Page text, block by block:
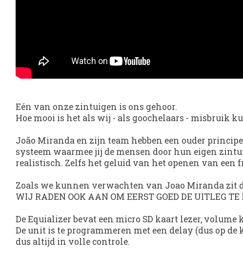
Eén van onze zintuigen is ons gehoor.
Hoe mooi is het als wij - als goochelaars - misbruik
João Miranda en zijn team hebben een ouder
systeem waarmee jij de mensen door hun eigen
realistisch. Zelfs het geluid van het openen van
Zoals we kunnen verwachten van Joao Miranda zit
WIJ RADEN OOK AAN OM EERST GOED DE UITLEG
De Equializer bevat een micro SD kaart lezer,
De unit is te programmeren met een delay (dus op
dus altijd in volle controle.